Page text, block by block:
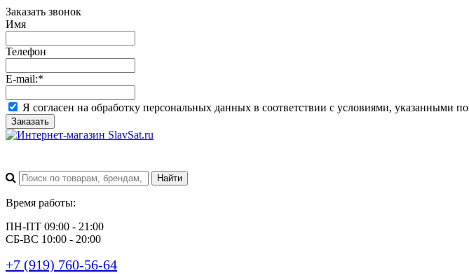
Заказать звонок
Имя
Телефон
E-mail:*
Я согласен на обработку персональных данных в соответствии с условиями, указанными по
Заказать
Время работы:
ПН-ПТ 09:00 - 21:00
СБ-ВС 10:00 - 20:00
+7 (919) 760-56-64